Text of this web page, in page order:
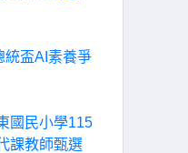
統盃AI素養爭
國民小學115
課教師甄選